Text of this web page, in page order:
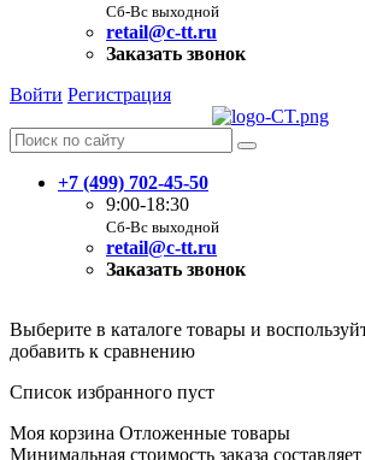
Сб-Вс выходной
retail@c-tt.ru
Заказать звонок
Войти Регистрация
+7 (499) 702-45-50
9:00-18:30
Сб-Вс выходной
retail@c-tt.ru
Заказать звонок
Выберите в каталоге товары и
добавить к сравнению
Список избранного пуст
Моя корзина Отложенные товары
Минимальная стоимость заказа